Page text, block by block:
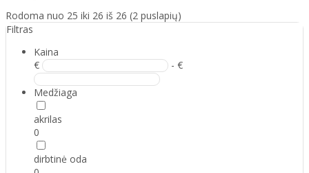
Rodoma nuo 25 iki 26 iš 26 (2 puslapių)
Filtras
Kaina
€
- €
Medžiaga
akrilas
0
dirbtinė oda